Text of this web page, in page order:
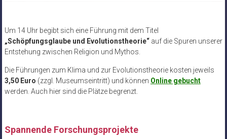
Um 14 Uhr begibt sich eine Führung mit dem Titel
„Schöpfungsglaube und Evolutionstheorie“auf die Spuren unserer
Entstehung zwischen Religion und Mythos.
Die Führungen zum Klima und zur Evolutionstheorie kosten jeweils
3,50 Euro (zzgl. Museumseintritt) und können Online gebucht
werden. Auch hier sind die Plätze begrenzt.
Spannende Forschungsprojekte